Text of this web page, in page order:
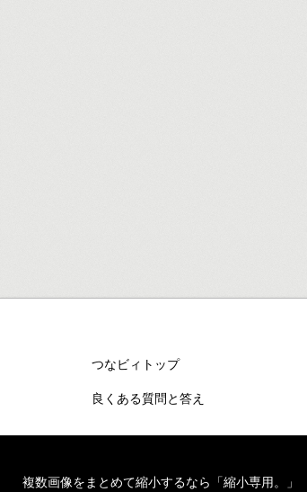
つなビィトップ
良くある質問と答え
複数画像をまとめて縮小するなら「縮小専用。」